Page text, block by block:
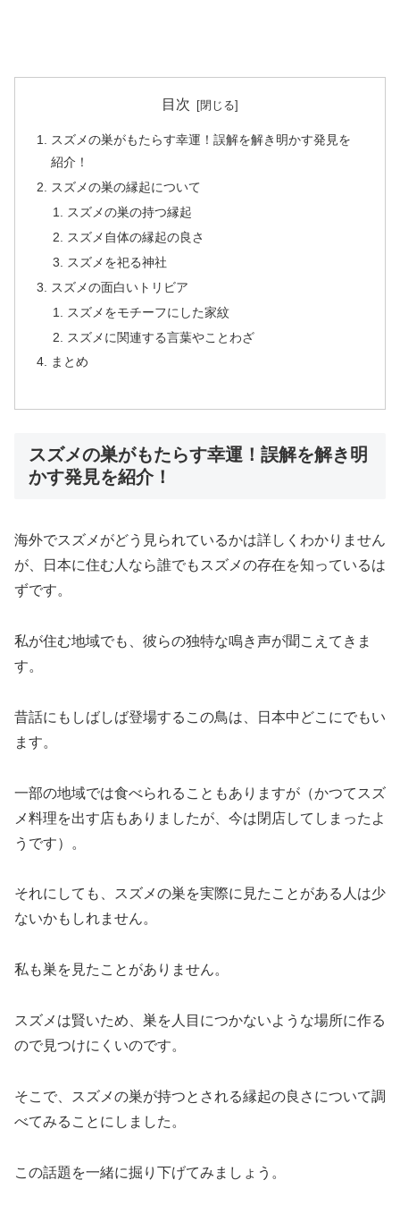
目次
スズメの巣がもたらす幸運！誤解を解き明かす発見を
紹介！
スズメの巣の縁起について
スズメの巣の持つ縁起
スズメ自体の縁起の良さ
スズメを祀る神社
スズメの面白いトリビア
スズメをモチーフにした家紋
スズメに関連する言葉やことわざ
まとめ
スズメの巣がもたらす幸運！誤解を解き明
かす発見を紹介！
海外でスズメがどう見られているかは詳しくわかりません
が、日本に住む人なら誰でもスズメの存在を知っているは
ずです。
私が住む地域でも、彼らの独特な鳴き声が聞こえてきま
す。
昔話にもしばしば登場するこの鳥は、日本中どこにでもい
ます。
一部の地域では食べられることもありますが（かつてスズ
メ料理を出す店もありましたが、今は閉店してしまったよ
うです）。
それにしても、スズメの巣を実際に見たことがある人は少
ないかもしれません。
私も巣を見たことがありません。
スズメは賢いため、巣を人目につかないような場所に作る
ので見つけにくいのです。
そこで、スズメの巣が持つとされる縁起の良さについて調
べてみることにしました。
この話題を一緒に掘り下げてみましょう。